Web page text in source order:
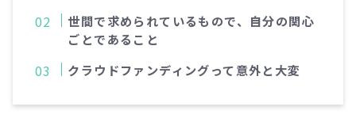
世間で求められているもので、自分の関心
ごとであること
クラウドファンディングって意外と大変